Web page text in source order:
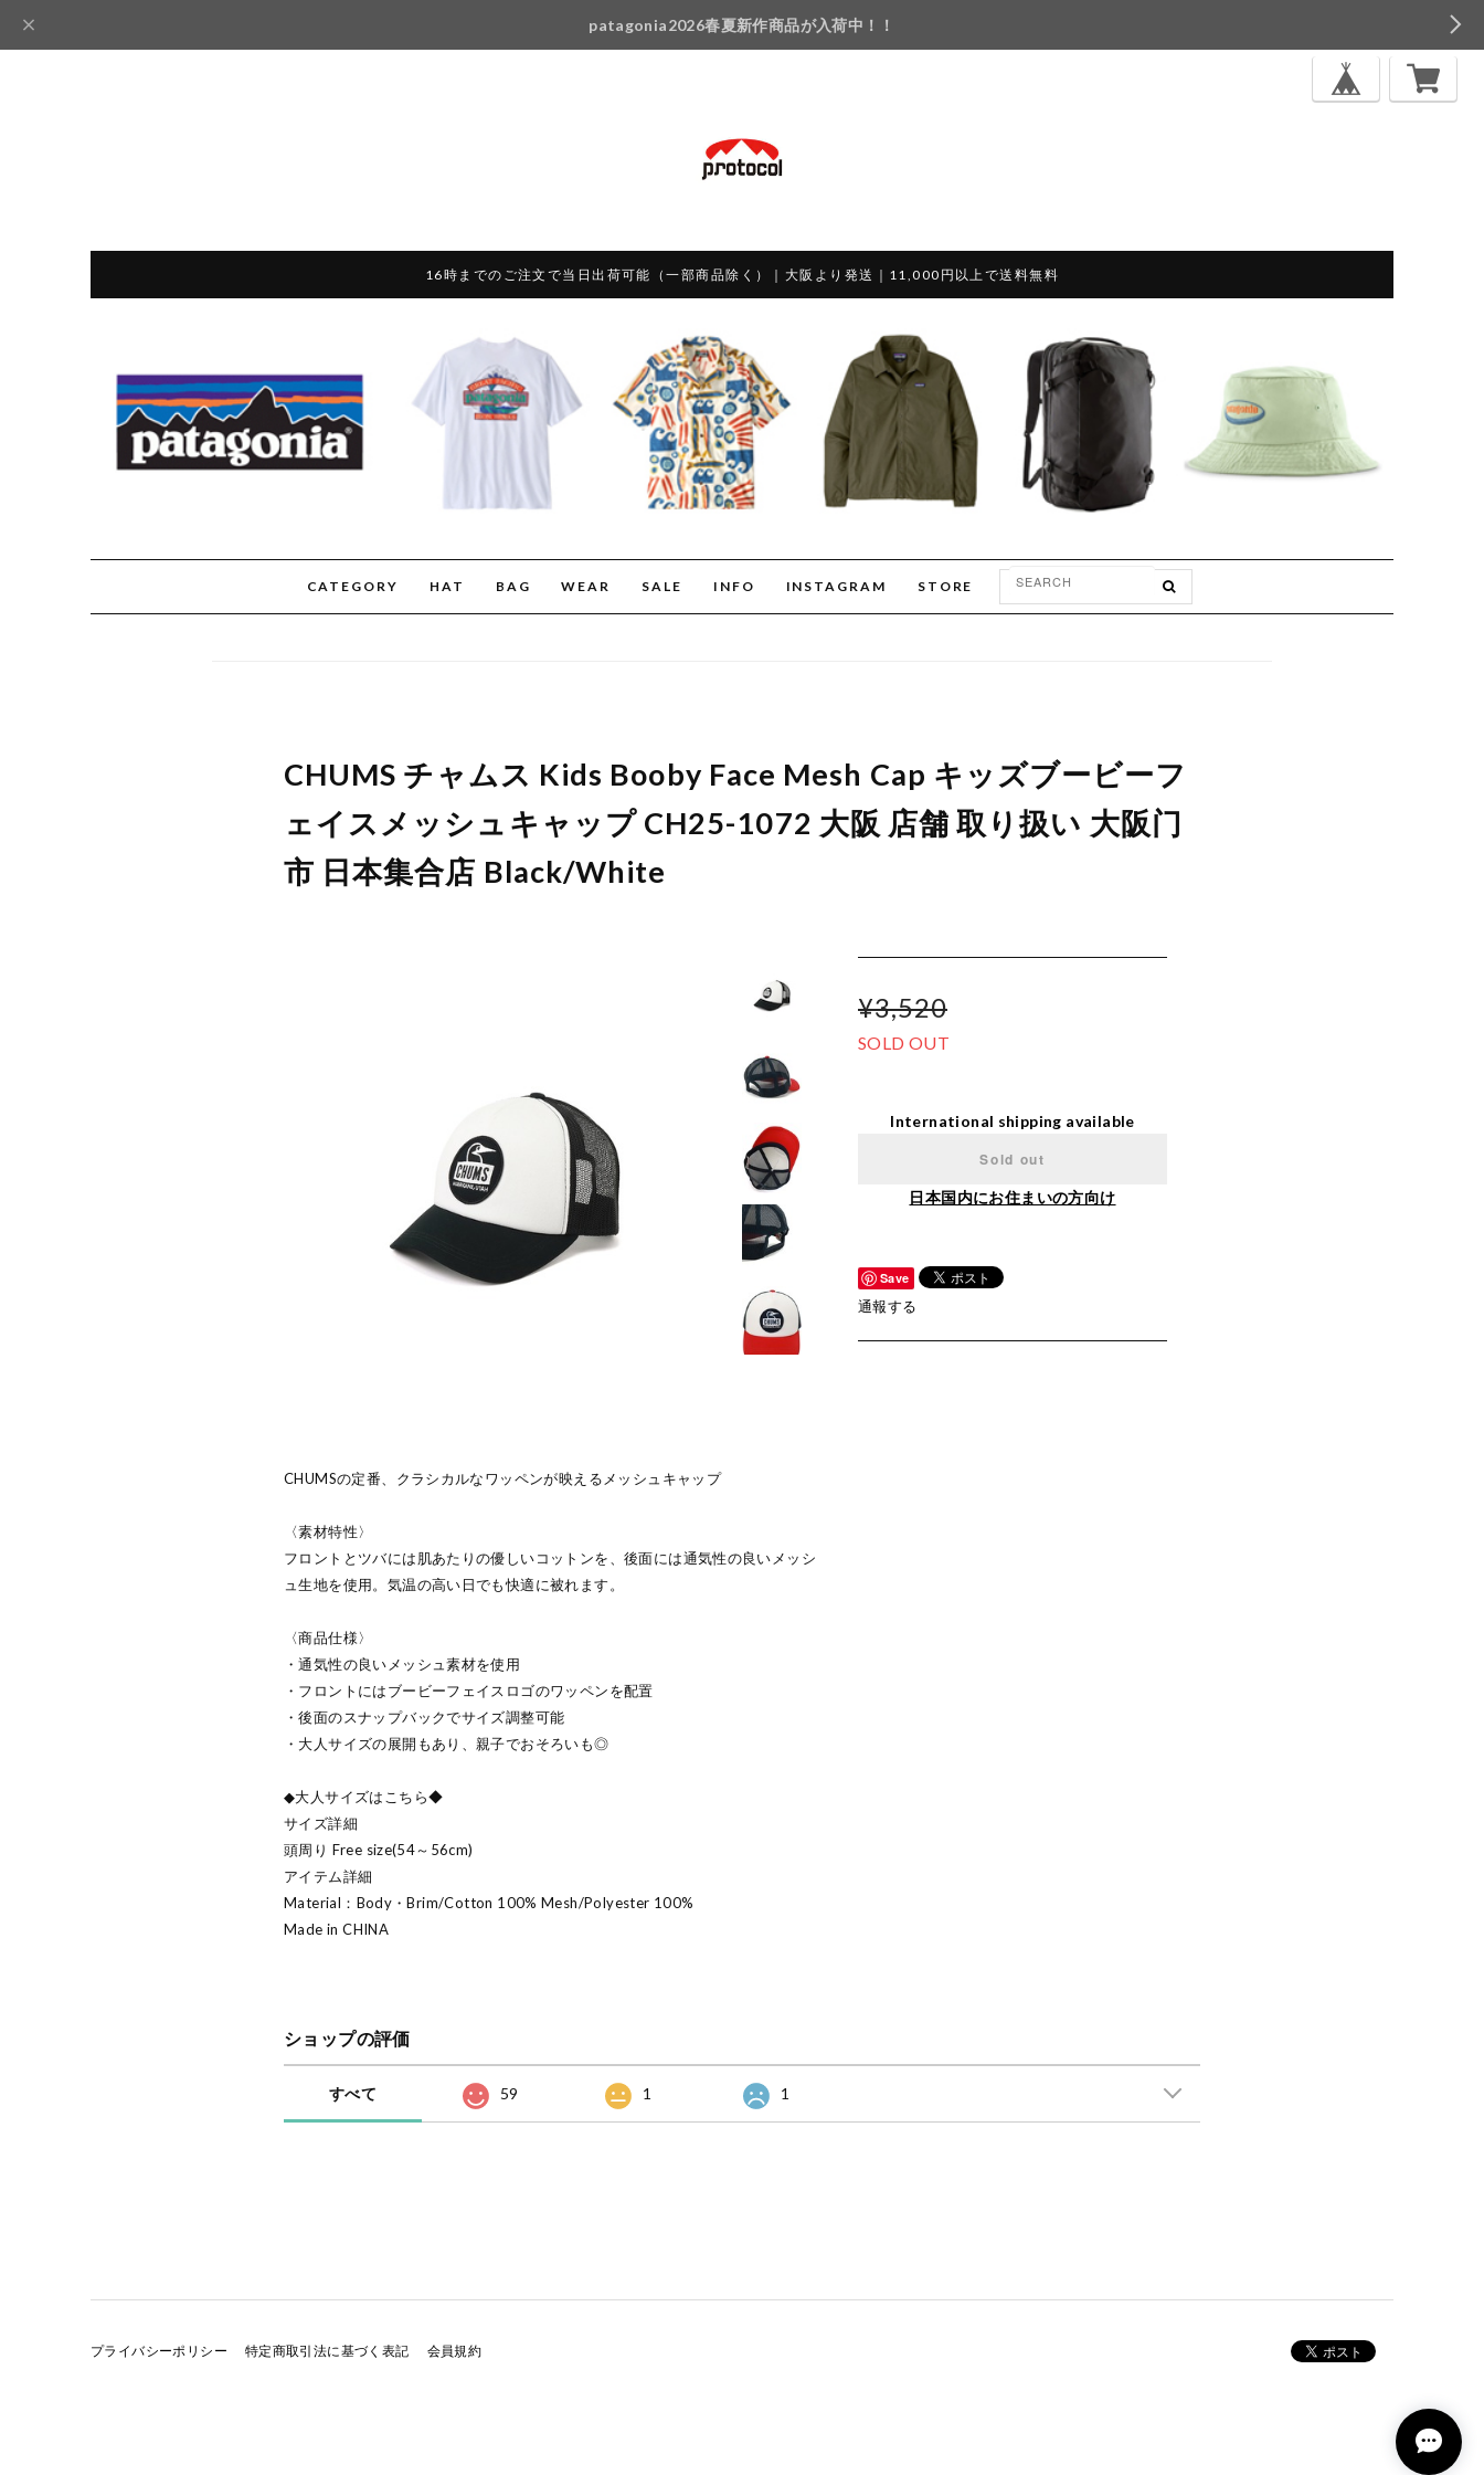
patagonia2026春夏新作商品が入荷中！！
16時までのご注文で当日出荷可能（一部商品除く）｜大阪より発送｜11,000円以上で送料無料
CATEGORY HAT BAG WEAR SALE INFO INSTAGRAM STORE
CHUMS チャムス Kids Booby Face Mesh Cap キッズブービーフ
ェイスメッシュキャップ CH25-1072 大阪 店舗 取り扱い 大阪门
市 日本集合店 Black/White
CHUMSの定番、クラシカルなワッペンが映えるメッシュキャップ
〈素材特性〉
フロントとツバには肌あたりの優しいコットンを、後面には通気性の良いメッシ
ュ生地を使用。気温の高い日でも快適に被れます。
〈商品仕様〉
・通気性の良いメッシュ素材を使用
・フロントにはブービーフェイスロゴのワッペンを配置
・後面のスナップバックでサイズ調整可能
・大人サイズの展開もあり、親子でおそろいも◎
◆大人サイズはこちら◆
サイズ詳細
頭周り Free size(54～56cm)
アイテム詳細
Material：Body・Brim/Cotton 100% Mesh/Polyester 100%
Made in CHINA
¥3,520
SOLD OUT
International shipping available
Sold out
日本国内にお住まいの方向け
Save
通報する
ショップの評価
すべて 59 1 1
プライバシーポリシー 特定商取引法に基づく表記 会員規約